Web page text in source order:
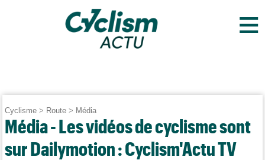
≡
Cyclisme > Route > Média
Média - Les vidéos de cyclisme sont
sur Dailymotion : Cyclism'Actu TV